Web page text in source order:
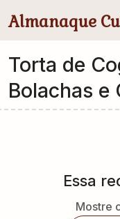
Almanaque
Torta de
Bolachas e
Essa
Mostre